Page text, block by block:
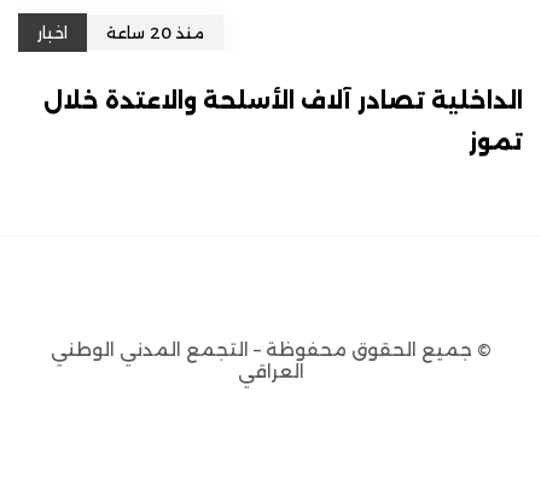
منذ 20 ساعة اخبار
الداخلية تصادر آلاف الأسلحة والاعتدة خلال
تموز
© جميع الحقوق محفوظة – التجمع المدني الوطني
العراقي